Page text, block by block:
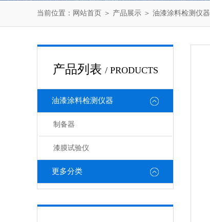
当前位置： 网站首页 ＞ 产品展示 ＞ 油漆涂料检测仪器
产品列表 / PRODUCTS
油漆涂料检测仪器
制备器
漆膜试验仪
更多分类